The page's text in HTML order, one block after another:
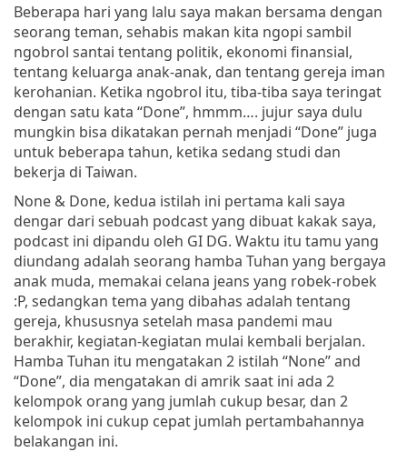
Beberapa hari yang lalu saya makan bersama dengan
seorang teman, sehabis makan kita ngopi sambil
ngobrol santai tentang politik, ekonomi finansial,
tentang keluarga anak-anak, dan tentang gereja iman
kerohanian. Ketika ngobrol itu, tiba-tiba saya teringat
dengan satu kata “Done”, hmmm…. jujur saya dulu
mungkin bisa dikatakan pernah menjadi “Done” juga
untuk beberapa tahun, ketika sedang studi dan
bekerja di Taiwan.
None & Done, kedua istilah ini pertama kali saya
dengar dari sebuah podcast yang dibuat kakak saya,
podcast ini dipandu oleh GI DG. Waktu itu tamu yang
diundang adalah seorang hamba Tuhan yang bergaya
anak muda, memakai celana jeans yang robek-robek
:P, sedangkan tema yang dibahas adalah tentang
gereja, khususnya setelah masa pandemi mau
berakhir, kegiatan-kegiatan mulai kembali berjalan.
Hamba Tuhan itu mengatakan 2 istilah “None” and
“Done”, dia mengatakan di amrik saat ini ada 2
kelompok orang yang jumlah cukup besar, dan 2
kelompok ini cukup cepat jumlah pertambahannya
belakangan ini.